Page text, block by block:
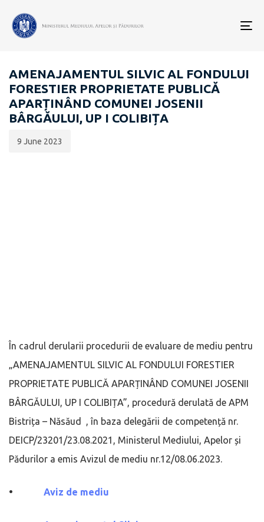
EVALUARE DE MEDIU PENTRU STRATEGII / PLANURI /
AMENAJAMENTUL SILVIC AL FONDULUI
FORESTIER PROPRIETATE PUBLICĂ
APARȚINÂND COMUNEI JOSENII
BÂRGĂULUI, UP I COLIBIȚA
publicării:
9 June 2023
În cadrul derularii procedurii de evaluare de mediu pentru
„AMENAJAMENTUL SILVIC AL FONDULUI FORESTIER
PROPRIETATE PUBLICĂ APARȚINÂND COMUNEI JOSENII
BÂRGĂULUI, UP I COLIBIȚA”, procedură derulată de APM
Bistrița – Năsăud , în baza delegării de competență nr.
DEICP/23201/23.08.2021, Ministerul Mediului, Apelor și
Pădurilor a emis Avizul de mediu nr.12/08.06.2023.
• Aviz de mediu